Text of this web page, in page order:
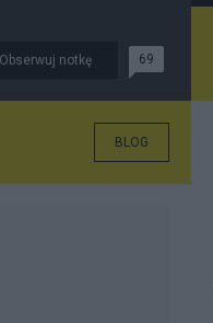
Obserwuj notkę 69
BLOG